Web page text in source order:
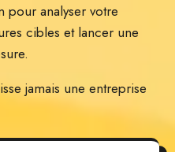
pour analyser votre
cibles et lancer une
jamais une entreprise